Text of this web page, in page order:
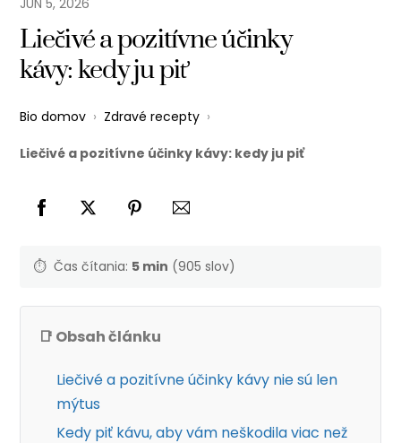
JÚN 5,2026
Liečivé a pozitívne účinky
kávy: kedy ju piť
Bio domov › Zdravé recepty ›
Liečivé a pozitívne účinky kávy: kedy ju piť
⏱️ Čas čítania: 5 min (905 slov)
📑 Obsah článku
Liečivé a pozitívne účinky kávy nie sú len
mýtus
Kedy piť kávu, aby vám neškodila viac než